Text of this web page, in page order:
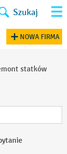
Szukaj
NOWA FIRMA
statków